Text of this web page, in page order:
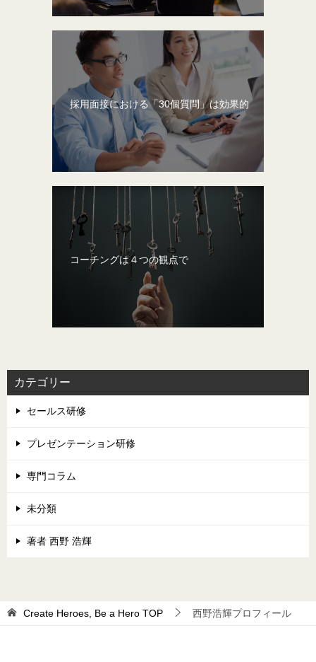
採用面接における「30個質問」は効果的
コーチングは４つの観点で
カテゴリー
セールス研修
プレゼンテーション研修
専門コラム
未分類
著者 西野 浩輝
Create Heroes, Be a Hero TOP 西野浩輝プロフィール